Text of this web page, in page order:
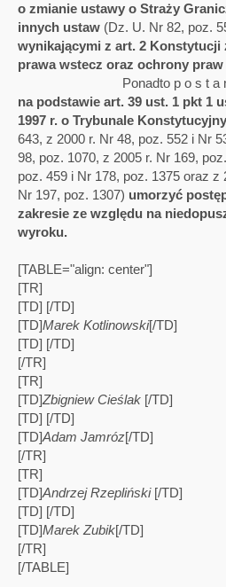
o zmianie ustawy o Straży
innych ustaw (Dz. U. Nr 82, poz.
wynikającymi z art. 2 Konstytucji
prawa wstecz oraz ochrony praw
Ponadto p o s t a
na podstawie art. 39 ust. 1 pkt 1
1997 r. o Trybunale
643, z 2000 r. Nr 48, poz. 552 i Nr
98, poz. 1070, z 2005 r. Nr 169,
poz. 459 i Nr 178, poz. 1375 oraz z
Nr 197, poz. 1307) umorzyć
zakresie ze względu na
wyroku.
[TABLE="align: center"]
[TR]
[TD] [/TD]
[TD]Marek Kotlinowski[/TD]
[TD] [/TD]
[/TR]
[TR]
[TD]Zbigniew Cieślak [/TD]
[TD] [/TD]
[TD]Adam Jamróz[/TD]
[/TR]
[TR]
[TD]Andrzej Rzepliński [/TD]
[TD] [/TD]
[TD]Marek Zubik[/TD]
[/TR]
[/TABLE]